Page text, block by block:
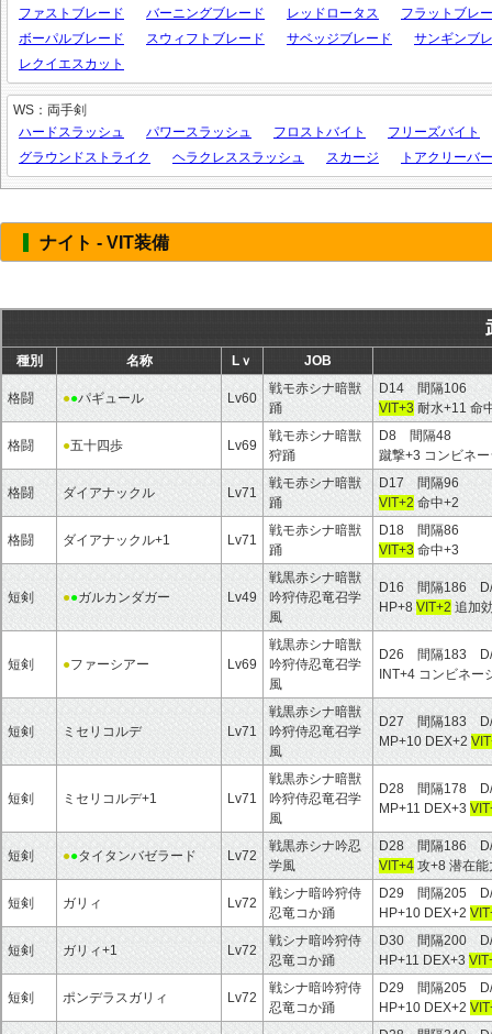
ファストブレード
バーニングブレード レッドロータス
フラットブレ
ボーパルブレード
スウィフトブレード サベッジブレード
サンギンブ
レクイエスカット
WS：両手剣
ハードスラッシュ
パワースラッシュ フロストバイト
フリーズバイト
グラウンドストライク
ヘラクレススラッシュ スカージ トアクリーバー
ナイト - VIT装備
種別 名称 Lｖ JOB
格闘 ●●パギュール Lv60
戦モ赤シナ暗獣
踊
D14 間隔106
VIT+3 耐水+11 命
格闘 ●五十四歩 Lv69
戦モ赤シナ暗獣
狩踊
D8 間隔48
蹴撃+3 コンビネ
格闘 ダイアナックル Lv71
戦モ赤シナ暗獣
踊
D17 間隔96
VIT+2 命中+2
格闘 ダイアナックル+1 Lv71
戦モ赤シナ暗獣
踊
D18 間隔86
VIT+3 命中+3
短剣 ●●ガルカンダガー Lv49
戦黒赤シナ暗獣
吟狩侍忍竜召学
風
D16 間隔186
HP+8 VIT+2 追加
短剣 ●ファーシアー Lv69
戦黒赤シナ暗獣
吟狩侍忍竜召学
風
D26 間隔183
INT+4 コンビネ
短剣 ミセリコルデ Lv71
戦黒赤シナ暗獣
吟狩侍忍竜召学
風
D27 間隔183
MP+10 DEX+2
短剣 ミセリコルデ+1 Lv71
戦黒赤シナ暗獣
吟狩侍忍竜召学
風
D28 間隔178
MP+11 DEX+3
短剣 ●●タイタンバゼラード Lv72
戦黒赤シナ吟忍
学風
D28 間隔186
VIT+4 攻+8 潜在
短剣 ガリィ Lv72
戦シナ暗吟狩侍
忍竜コか踊
D29 間隔205
HP+10 DEX+2
短剣 ガリィ+1 Lv72
戦シナ暗吟狩侍
忍竜コか踊
D30 間隔200
HP+11 DEX+3
短剣 ポンデラスガリィ Lv72
戦シナ暗吟狩侍
忍竜コか踊
D29 間隔205
HP+10 DEX+2